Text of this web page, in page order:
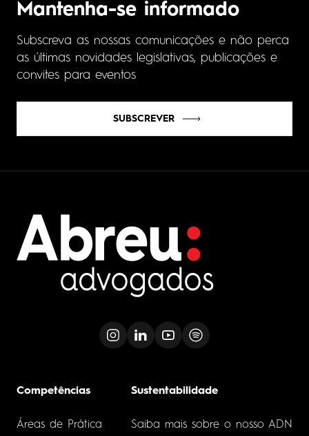
Mantenha-se informado
Subscreva as nossas comunicações e não perca
as últimas novidades legislativas, publicações e
convites para eventos
SUBSCREVER
Competências
Áreas de Prática
Sustentabilidade
Saiba mais sobre o nosso ADN